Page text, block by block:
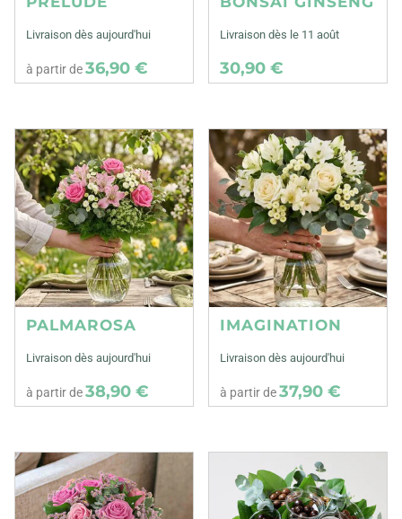
Livraison dès aujourd'hui
à partir de36,90 €
Livraison dès le 11 août
30,90 €
PALMAROSA
Livraison dès aujourd'hui
à partir de38,90 €
IMAGINATION
Livraison dès aujourd'hui
à partir de37,90 €